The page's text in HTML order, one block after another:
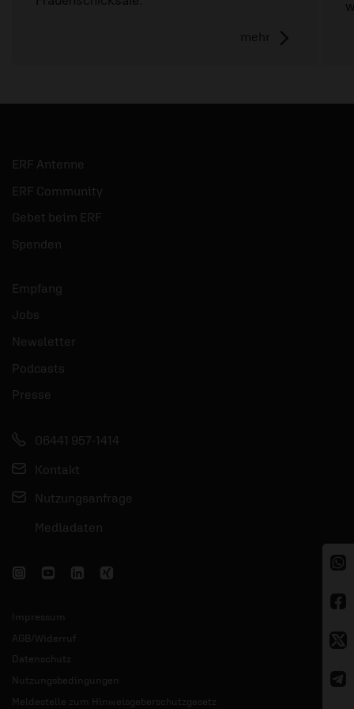
mehr
ERF Antenne
ERF Community
Gebet beim ERF
Spenden
Empfang
Jobs
Newsletter
Podcasts
Presse
06441 957-1414
Kontakt
Nutzungsanfrage
Mediadaten
Impressum
AGB/Widerruf
Datenschutz
Nutzungsbedingungen
Meldestelle zum Hinweisgeberschutzgesetz